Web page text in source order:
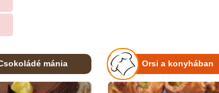
mánia Orsi a konyhában